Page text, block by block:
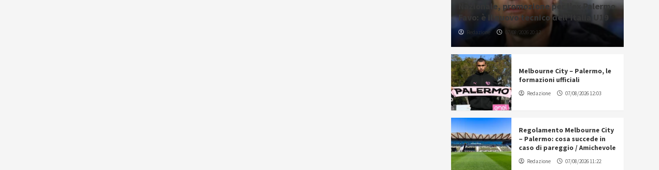
Nazionale, promozione per l’ex Palermo
Favo: è il nuovo tecnico dell’Italia U19
Redazione 07/08/2026 20:12
Melbourne City – Palermo, le
formazioni ufficiali
Redazione 07/08/2026 12:03
Regolamento Melbourne City
– Palermo: cosa succede in
caso di pareggio / Amichevole
Redazione 07/08/2026 11:22